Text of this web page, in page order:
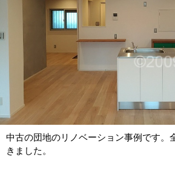
中古の団地のリノベーション事例です。
きました。